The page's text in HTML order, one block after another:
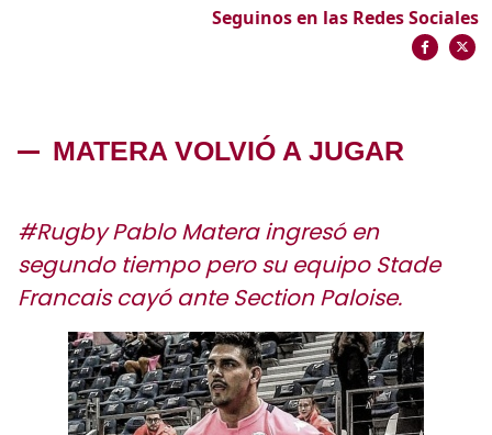
Seguinos en las Redes Sociales
MATERA VOLVIÓ A JUGAR
#Rugby Pablo Matera ingresó en
segundo tiempo pero su equipo Stade
Francais cayó ante Section Paloise.